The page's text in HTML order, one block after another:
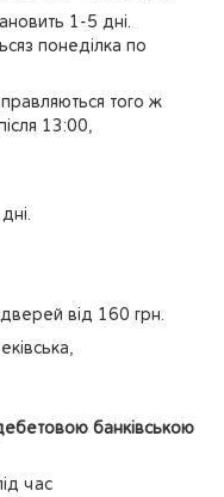
1-5 дні.
понеділка по
того ж
13:00,
від 160 грн.
банківською
час